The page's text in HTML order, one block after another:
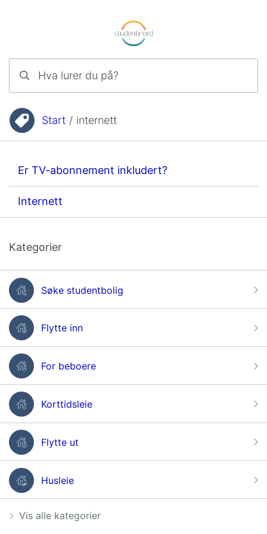
Du er her:Start / internett
Er TV-abonnement inkludert?
Internett
Kategorier
Søke studentbolig
Flytte inn
For beboere
Korttidsleie
Flytte ut
Husleie
Vis alle kategorier